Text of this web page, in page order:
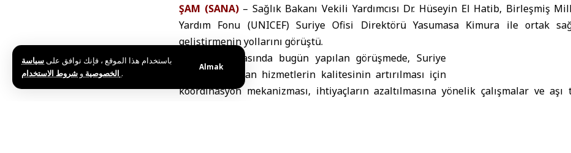
باستخدام هذا الموقع ، فإنك توافق علىسياسة
الخصوصية و .
Almak
ŞAM (SANA)– Sağlık Bakanı Vekili Yardımcısı Dr. Hüseyin El Hatib, Birleşmiş
Yardım Fonu (UNICEF) Suriye Ofisi Direktörü Yasumasa Kimura ile ortak
geliştirmenin yollarını görüştü.
Bakanlık binasında bugün yapılan görüşmede, Suriye
halkına sunulan hizmetlerin kalitesinin artırılması için
koordinasyon mekanizması, ihtiyaçların azaltılmasına yönelik çalışmalar ve